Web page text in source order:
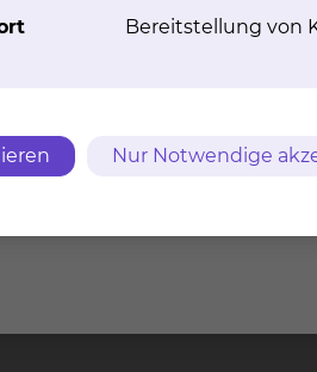
Bereitstellung von
Nur Notwendige